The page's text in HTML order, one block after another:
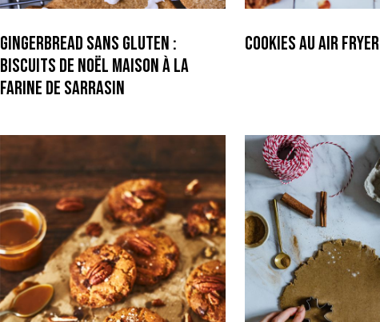
Gingerbread sans gluten :
biscuits de Noël maison à la
farine de sarrasin
Cookies au Air fryer